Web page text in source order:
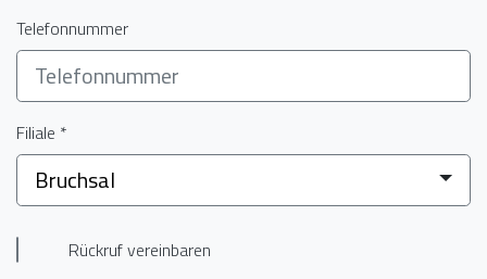
Telefonnummer
Filiale *
Bruchsal
Rückruf vereinbaren